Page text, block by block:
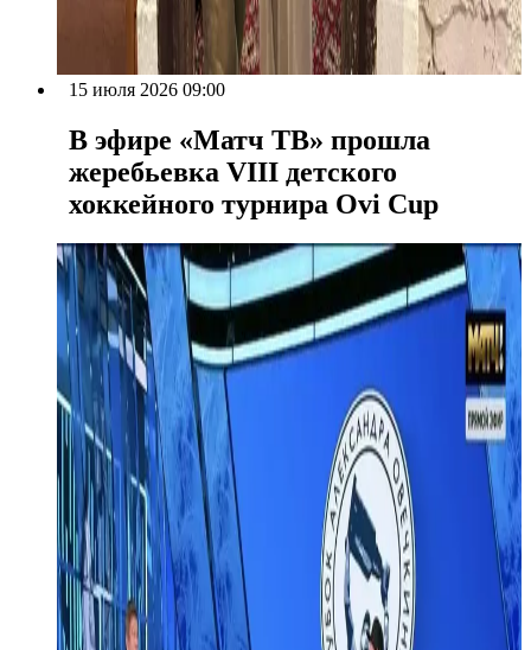
15 июля 2026 09:00
В эфире «Матч ТВ» прошла
жеребьевка VIII детского
хоккейного турнира Ovi Cup